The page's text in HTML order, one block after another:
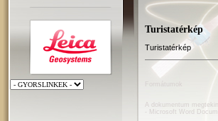
Turistatérkép
Turistatérkép
A dokumentum
- Microsoft Word